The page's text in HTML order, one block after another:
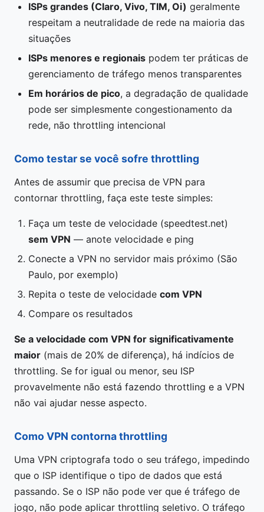
ISPs grandes (Claro, Vivo, TIM, Oi) geralmente
respeitam a neutralidade de rede na maioria das
situações
ISPs menores e regionais podem ter práticas de
gerenciamento de tráfego menos transparentes
Em horários de pico, a degradação de qualidade
pode ser simplesmente congestionamento da
rede, não throttling intencional
Como testar se você sofre throttling
Antes de assumir que precisa de VPN para
contornar throttling, faça este teste simples:
Faça um teste de velocidade (speedtest.net)
sem VPN — anote velocidade e ping
Conecte a VPN no servidor mais próximo (São
Paulo, por exemplo)
Repita o teste de velocidade com VPN
Compare os resultados
Se a velocidade com VPN for significativamente
maior (mais de 20% de diferença), há indícios de
throttling. Se for igual ou menor, seu ISP
provavelmente não está fazendo throttling e a VPN
não vai ajudar nesse aspecto.
Como VPN contorna throttling
Uma VPN criptografa todo o seu tráfego, impedindo
que o ISP identifique o tipo de dados que está
passando. Se o ISP não pode ver que é tráfego de
jogo, não pode aplicar throttling seletivo. O tráfego